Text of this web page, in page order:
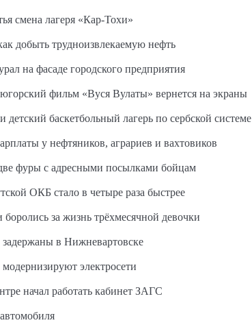
смена лагеря «Кар-Тохи»
добыть трудноизвлекаемую нефть
на фасаде городского предприятия
фильм «Вуся Вулаты» вернется на экраны
баскетбольный лагерь по сербской системе
у нефтяников, аграриев и вахтовиков
фуры с адресными посылками бойцам
ОКБ стало в четыре раза быстрее
за жизнь трёхмесячной девочки
в Нижневартовске
электросети
начал работать кабинет ЗАГС